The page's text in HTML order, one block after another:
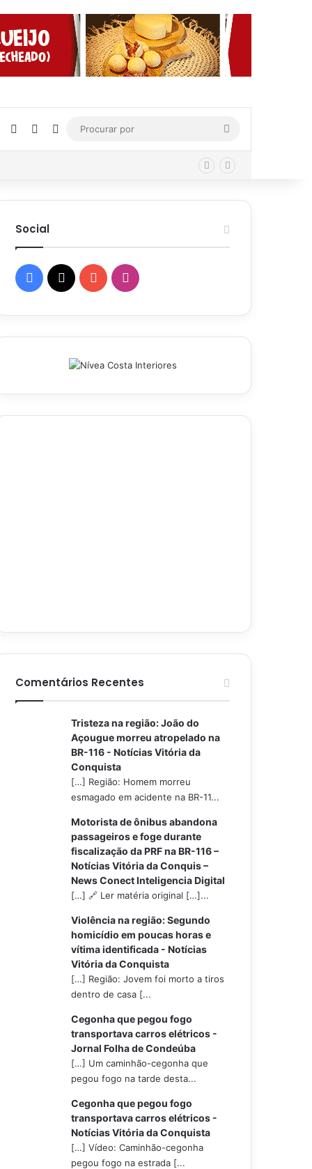
YouTubeInstagram
Procurar
por
Social
Facebook
X YouTubeInstagram
Comentários Recentes
Tristeza na região: João do
Açougue morreu atropelado na
BR-116 - Notícias Vitória da
Conquista
[…] Região: Homem morreu
esmagado em acidente na BR-11...
Motorista de ônibus abandona
passageiros e foge durante
fiscalização da PRF na BR-116 –
Notícias Vitória da Conquis –
News Conect Inteligencia Digital
[…] 🔗 Ler matéria original […]...
Violência na região: Segundo
homicídio em poucas horas e
vítima identificada - Notícias
Vitória da Conquista
[…] Região: Jovem foi morto a tiros
dentro de casa [...
Cegonha que pegou fogo
transportava carros elétricos -
Jornal Folha de Condeúba
[…] Um caminhão-cegonha que
pegou fogo na tarde desta...
Cegonha que pegou fogo
transportava carros elétricos -
Notícias Vitória da Conquista
[…] Vídeo: Caminhão-cegonha
pegou fogo na estrada [...